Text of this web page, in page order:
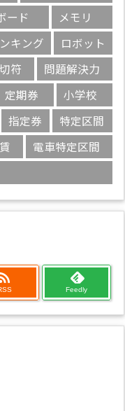
ード
メモリ
キング
ロボット
切符
問題解決力
定期券
小学校
指定券
特定区間
電車特定区間
Feedly